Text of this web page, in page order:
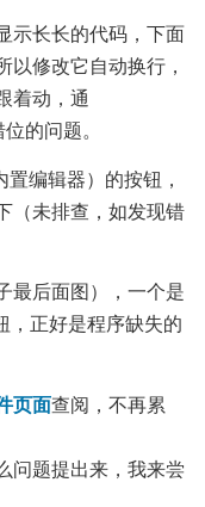
示长长的代码，下面
修改它自动换行，
着动，通
的问题。
编辑器）的按钮，
（未排查，如发现错
最后面图），一个是
，正好是程序缺失的
页面查阅，不再累
问题提出来，我来尝